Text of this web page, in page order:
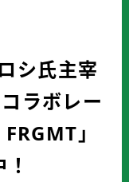
シ氏主宰
ラボレー
」